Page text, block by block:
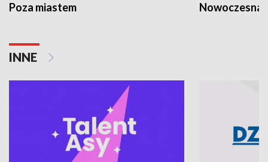
Poza miastem Nowoczesna
INNE